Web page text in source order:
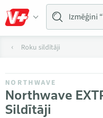
Roku sildītāji
NORTHWAVE
Northwave
Sildītāji